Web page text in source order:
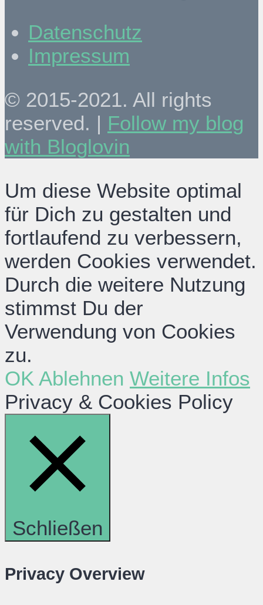
Datenschutz
Impressum
© 2015-2021. All rights
reserved. | Follow my blog
with Bloglovin
Um diese Website optimal
für Dich zu gestalten und
fortlaufend zu verbessern,
werden Cookies verwendet.
Durch die weitere Nutzung
stimmst Du der
Verwendung von Cookies
zu.
OK Ablehnen Weitere Infos
Privacy & Cookies Policy
Schließen
Privacy Overview